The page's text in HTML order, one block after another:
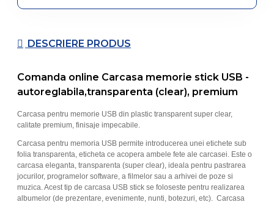
DESCRIERE PRODUS
Comanda online Carcasa memorie stick USB -
autoreglabila,transparenta (clear), premium
Carcasa pentru memorie USB din plastic transparent super clear,
calitate premium, finisaje impecabile.
Carcasa pentru memoria USB permite introducerea unei etichete sub
folia transparenta, eticheta ce acopera ambele fete ale carcasei. Este o
carcasa eleganta, transparenta (super clear), ideala pentru pastrarea
jocurilor, programelor software, a filmelor sau a arhivei de poze si
muzica. Acest tip de carcasa USB stick se foloseste pentru realizarea
albumelor (de prezentare, evenimente, nunti, botezuri, etc). Carcasa